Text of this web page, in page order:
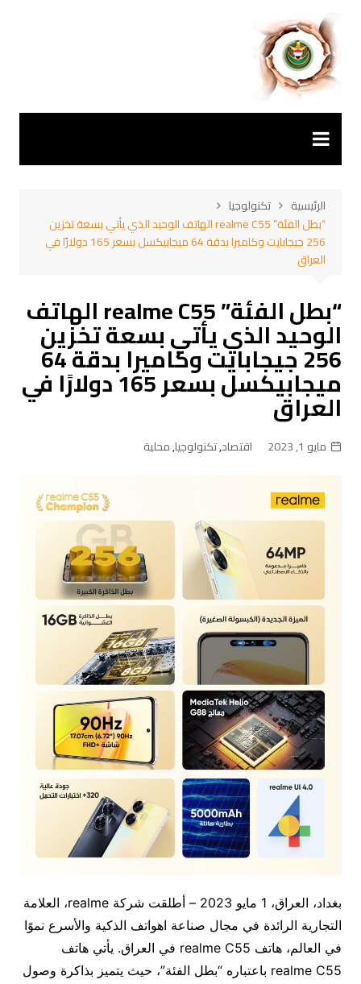
المحتوى
الرئيسية
تكنولوجيا
“بطل الفئة” realme C55 الهاتف الوحيد الذي يأتي بسعة تخزين
256 جيجابايت وكاميرا بدقة 64 ميجابيكسل بسعر 165 دولارًا في
العراق
“بطل الفئة” realme C55 الهاتف
الوحيد الذي يأتي بسعة تخزين
256 جيجابايت وكاميرا بدقة 64
ميجابيكسل بسعر 165 دولارًا في
العراق
مايو 1, 2023 اقتصاد,تكنولوجيا,محلية
بغداد، العراق، 1 مايو 2023 – أطلقت شركة realme، العلامة
التجارية الرائدة في مجال صناعة اهواتف الذكية والأسرع نموًا
في العالم، هاتف realme C55 في العراق. يأتي هاتف
realme C55 باعتباره “بطل الفئة”، حيث يتميز بذاكرة وصول